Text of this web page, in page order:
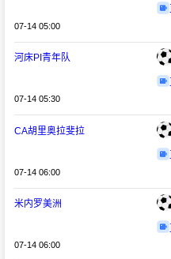
07-14 05:00
河床PI青年队
07-14 05:30
CA胡里奥拉斐拉
07-14 06:00
米内罗美洲
07-14 06:00